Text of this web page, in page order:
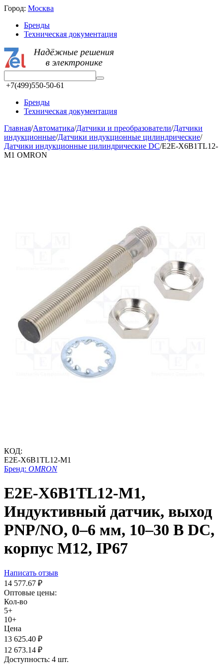
Город: Москва
Бренды
Техническая документация
+7(499)550-50-61
Бренды
Техническая документация
Главная/Автоматика/Датчики и преобразователи/Датчики
индукционные/Датчики индукционные цилиндрические/
Датчики индукционные цилиндрические DC/E2E-X6B1TL12-
M1 OMRON
КОД:
E2E-X6B1TL12-M1
Бренд: OMRON
E2E-X6B1TL12-M1,
Индуктивный датчик, выход
PNP/NO, 0–6 мм, 10–30 В DC,
корпус М12, IP67
Написать отзыв
14 577.67 ₽
Оптовые цены:
Кол-во
5+
10+
Цена
13 625.40 ₽
12 673.14 ₽
Доступность: 4 шт.